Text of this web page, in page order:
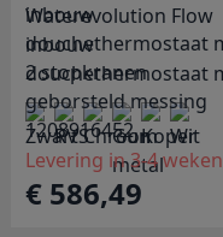
Waterevolution Flow
inbouw
douchethermostaat
2 stopkranen
geborsteld messing
1208916452
Levering in 3-4 weken
€ 586,49